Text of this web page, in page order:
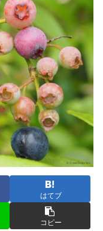
はてブ
コピー